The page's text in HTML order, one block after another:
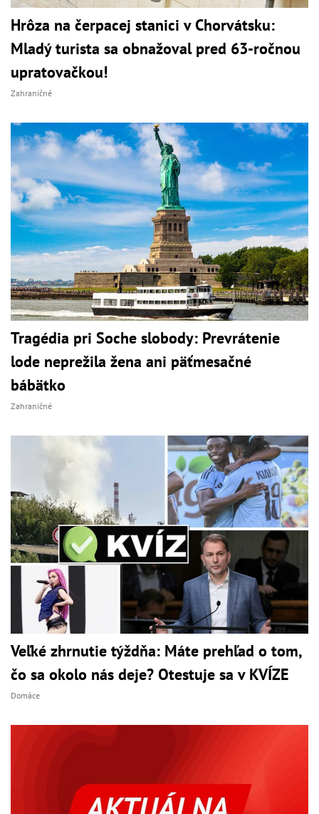
Hrôza na čerpacej stanici v Chorvátsku:
Mladý turista sa obnažoval pred 63-ročnou
upratovačkou!
Zahraničné
Tragédia pri Soche slobody: Prevrátenie
lode neprežila žena ani päťmesačné
bábätko
Zahraničné
Veľké zhrnutie týždňa: Máte prehľad o tom,
čo sa okolo nás deje? Otestuje sa v KVÍZE
Domáce